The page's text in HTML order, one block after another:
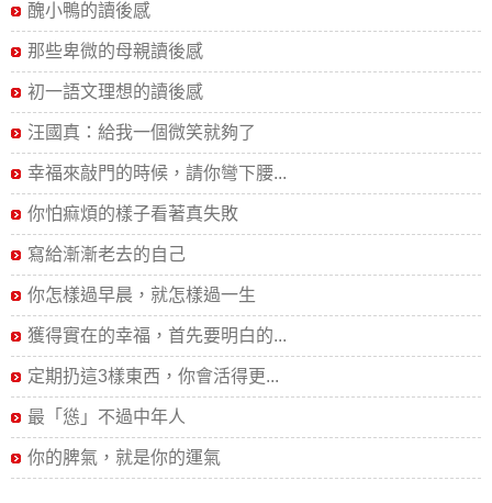
醜小鴨的讀後感
那些卑微的母親讀後感
初一語文理想的讀後感
汪國真：給我一個微笑就夠了
幸福來敲門的時候，請你彎下腰...
你怕痲煩的樣子看著真失敗
寫給漸漸老去的自己
你怎樣過早晨，就怎樣過一生
獲得實在的幸福，首先要明白的...
定期扔這3樣東西，你會活得更...
最「慫」不過中年人
你的脾氣，就是你的運氣